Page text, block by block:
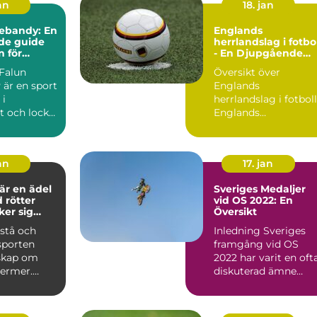
En
guide
för
är en sport
i
och lockar
18. jan
Englands
herrlandslag i
- En Djupgående
Översikt över
Englands
herrlandslag i fotboll
Englands
är stolt världskänd
en ädel
rötter
sig
och
om
ge en...
17. jan
Sveriges Medaljer
vid OS 2022: En
Översikt
Inledning Sveriges
framgång vid OS
2022 har varit en
diskuterad ämne
sportentusiaster